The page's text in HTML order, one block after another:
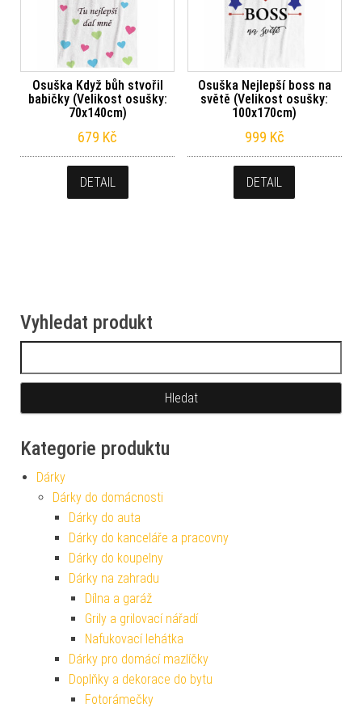
Osuška Když bůh stvořil
babičky (Velikost osušky:
70x140cm)
679 Kč
DETAIL
Osuška Nejlepší boss na
světě (Velikost osušky:
100x170cm)
999 Kč
DETAIL
Vyhledat produkt
Kategorie produktu
Dárky
Dárky do domácnosti
Dárky do auta
Dárky do kanceláře a pracovny
Dárky do koupelny
Dárky na zahradu
Dílna a garáž
Grily a grilovací nářadí
Nafukovací lehátka
Dárky pro domácí mazlíčky
Doplňky a dekorace do bytu
Fotorámečky